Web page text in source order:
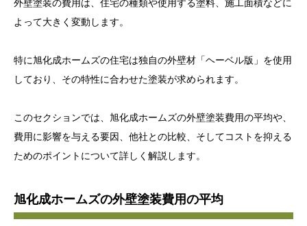
外壁塗装の費用は、住宅の種類や使用する塗料、施工面積などに
よって大きく変動します。
特に旭化成ホームズの住宅は独自の外壁材「ヘーベル版」を使用
しており、その特性に合わせた塗装が求められます。
このセクションでは、旭化成ホームズの外壁塗装費用の平均や、
費用に影響を与える要因、他社との比較、そしてコストを抑える
ためのポイントについて詳しく解説します。
旭化成ホームズの外壁塗装費用の平均